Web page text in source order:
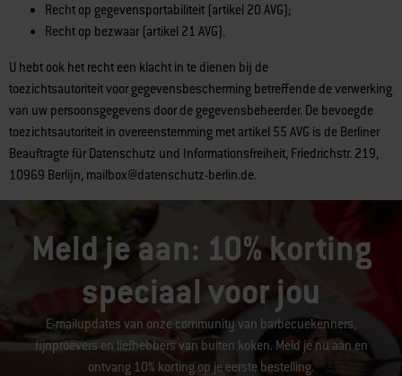
Recht op gegevensportabiliteit (artikel 20 AVG);
Recht op bezwaar (artikel 21 AVG).
U hebt ook het recht een klacht in te dienen bij de
toezichtsautoriteit voor gegevensbescherming betreffende de verwerking
van uw persoonsgegevens door de gegevensbeheerder. De bevoegde
toezichtsautoriteit in overeenstemming met artikel 55 AVG is de Berliner
Beauftragte für Datenschutz und Informationsfreiheit, Friedrichstr. 219,
10969 Berlijn, mailbox@datenschutz-berlin.de.
Meld je aan: 10% korting
speciaal voor jou
E-mailupdates van onze community van barbecuekenners,
fijnproevers en liefhebbers van buiten koken. Meld je nu aan en
ontvang 10% korting op je eerste bestelling.